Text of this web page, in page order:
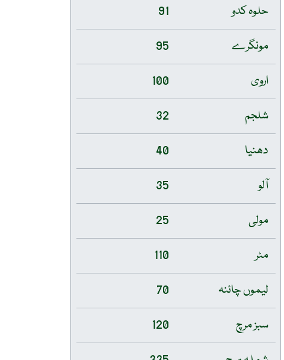
حلوہ کدو
91
مونگرے
95
اروی
100
شلجم
32
دھنیا
40
آلو
35
مولی
25
مٹر
110
لیموں چائنہ
70
سبز مرچ
120